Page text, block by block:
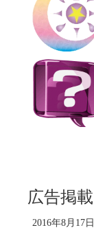
広告掲載
2016年8月17日